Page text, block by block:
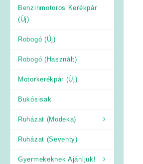
Benzinmotoros Kerékpár
(Új)
Robogó (Új)
Robogó (Használt)
Motorkerékpár (Új)
Bukósisak
Ruházat (Modeka)
Ruházat (Seventy)
Gyermekeknek Ajánljuk!